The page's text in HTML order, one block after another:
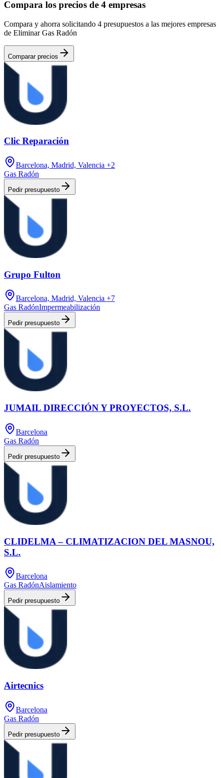
Compara los precios de 4 empresas
Compara y ahorra solicitando 4 presupuestos a las mejores empresas
de Eliminar Gas Radón
Comparar precios
Clic Reparación
Barcelona, Madrid, Valencia +2
Gas Radón
Pedir presupuesto
Grupo Fulton
Barcelona, Madrid, Valencia +7
Gas RadónImpermeabilización
Pedir presupuesto
JUMAIL DIRECCIÓN Y PROYECTOS, S.L.
Barcelona
Gas Radón
Pedir presupuesto
CLIDELMA – CLIMATIZACION DEL MASNOU,
S.L.
Barcelona
Gas RadónAislamiento
Pedir presupuesto
Airtecnics
Barcelona
Gas Radón
Pedir presupuesto